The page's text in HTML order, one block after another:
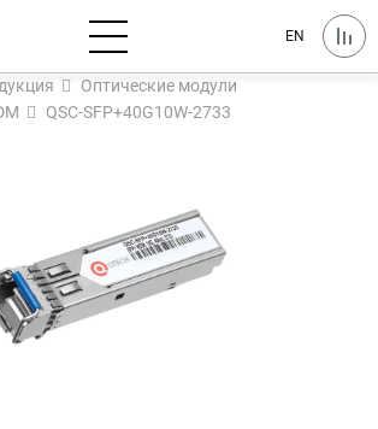
EN
Оптические модули
QSC-SFP+40G10W-2733